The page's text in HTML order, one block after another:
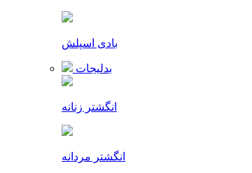
بادی اسپلش
بدلیجات
انگشتر زنانه
انگشتر مردانه